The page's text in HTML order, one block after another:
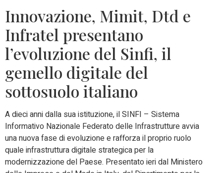
Innovazione, Mimit, Dtd e
Infratel presentano
l’evoluzione del Sinfi, il
gemello digitale del
sottosuolo italiano
A dieci anni dalla sua istituzione, il SINFI – Sistema
Informativo Nazionale Federato delle Infrastrutture avvia
una nuova fase di evoluzione e rafforza il proprio ruolo
quale infrastruttura digitale strategica per la
modernizzazione del Paese. Presentato ieri dal Ministero